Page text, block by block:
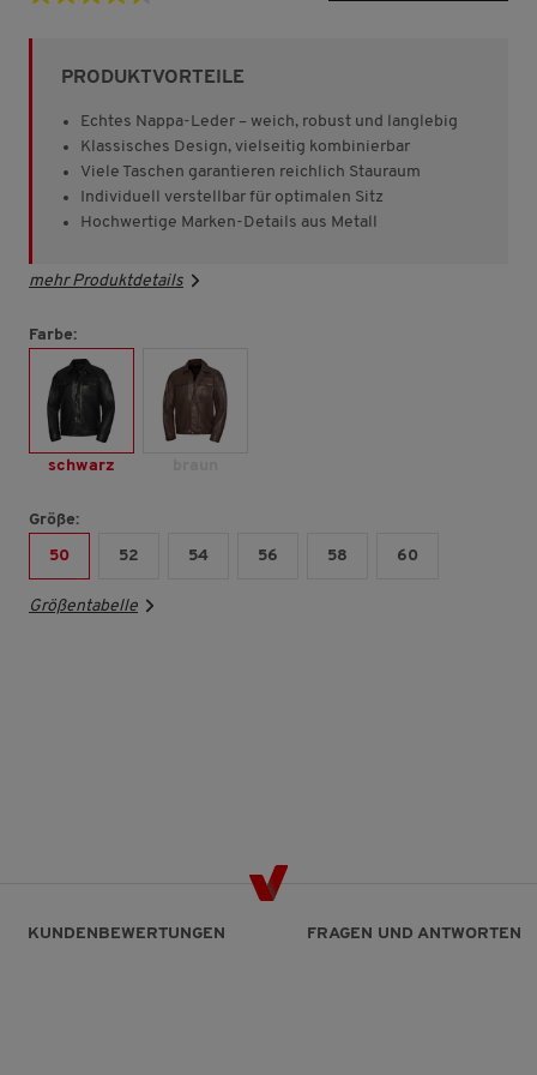
5
Durchschnittswert
Bewertung.
Reviews.
Link
derselben
PRODUKTVORTEILE
Echtes Nappa-Leder – weich, robust und langlebig
Klassisches Design, vielseitig kombinierbar
Viele Taschen garantieren reichlich Stauraum
Individuell verstellbar für optimalen Sitz
Hochwertige Marken-Details aus Metall
mehr Produktdetails
Farbe:
schwarz
Größe:
50
52 54 56 58 60
Größentabelle
KUNDENBEWERTUNGEN FRAGEN UND ANTWORTEN